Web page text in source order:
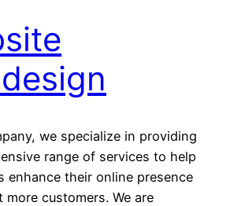
we specialize in providing
range of services to help
enhance their online presence
more customers. We are